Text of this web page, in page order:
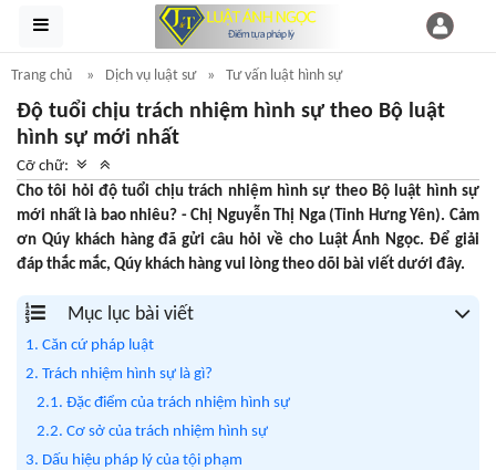
Trang chủ Dịch vụ luật sư Tư vấn luật hình sự
Độ tuổi chịu trách nhiệm hình sự theo Bộ luật
hình sự mới nhất
Cỡ chữ:
Cho tôi hỏi độ tuổi chịu trách nhiệm hình sự theo Bộ luật hình sự
mới nhất là bao nhiêu? - Chị Nguyễn Thị Nga (Tỉnh Hưng Yên). Cảm
ơn Qúy khách hàng đã gửi câu hỏi về cho Luật Ánh Ngọc. Để giải
đáp thắc mắc, Qúy khách hàng vui lòng theo dõi bài viết dưới đây.
Mục lục bài viết
1. Căn cứ pháp luật
2. Trách nhiệm hình sự là gì?
2.1. Đặc điểm của trách nhiệm hình sự
2.2. Cơ sở của trách nhiệm hình sự
3. Dấu hiệu pháp lý của tội phạm